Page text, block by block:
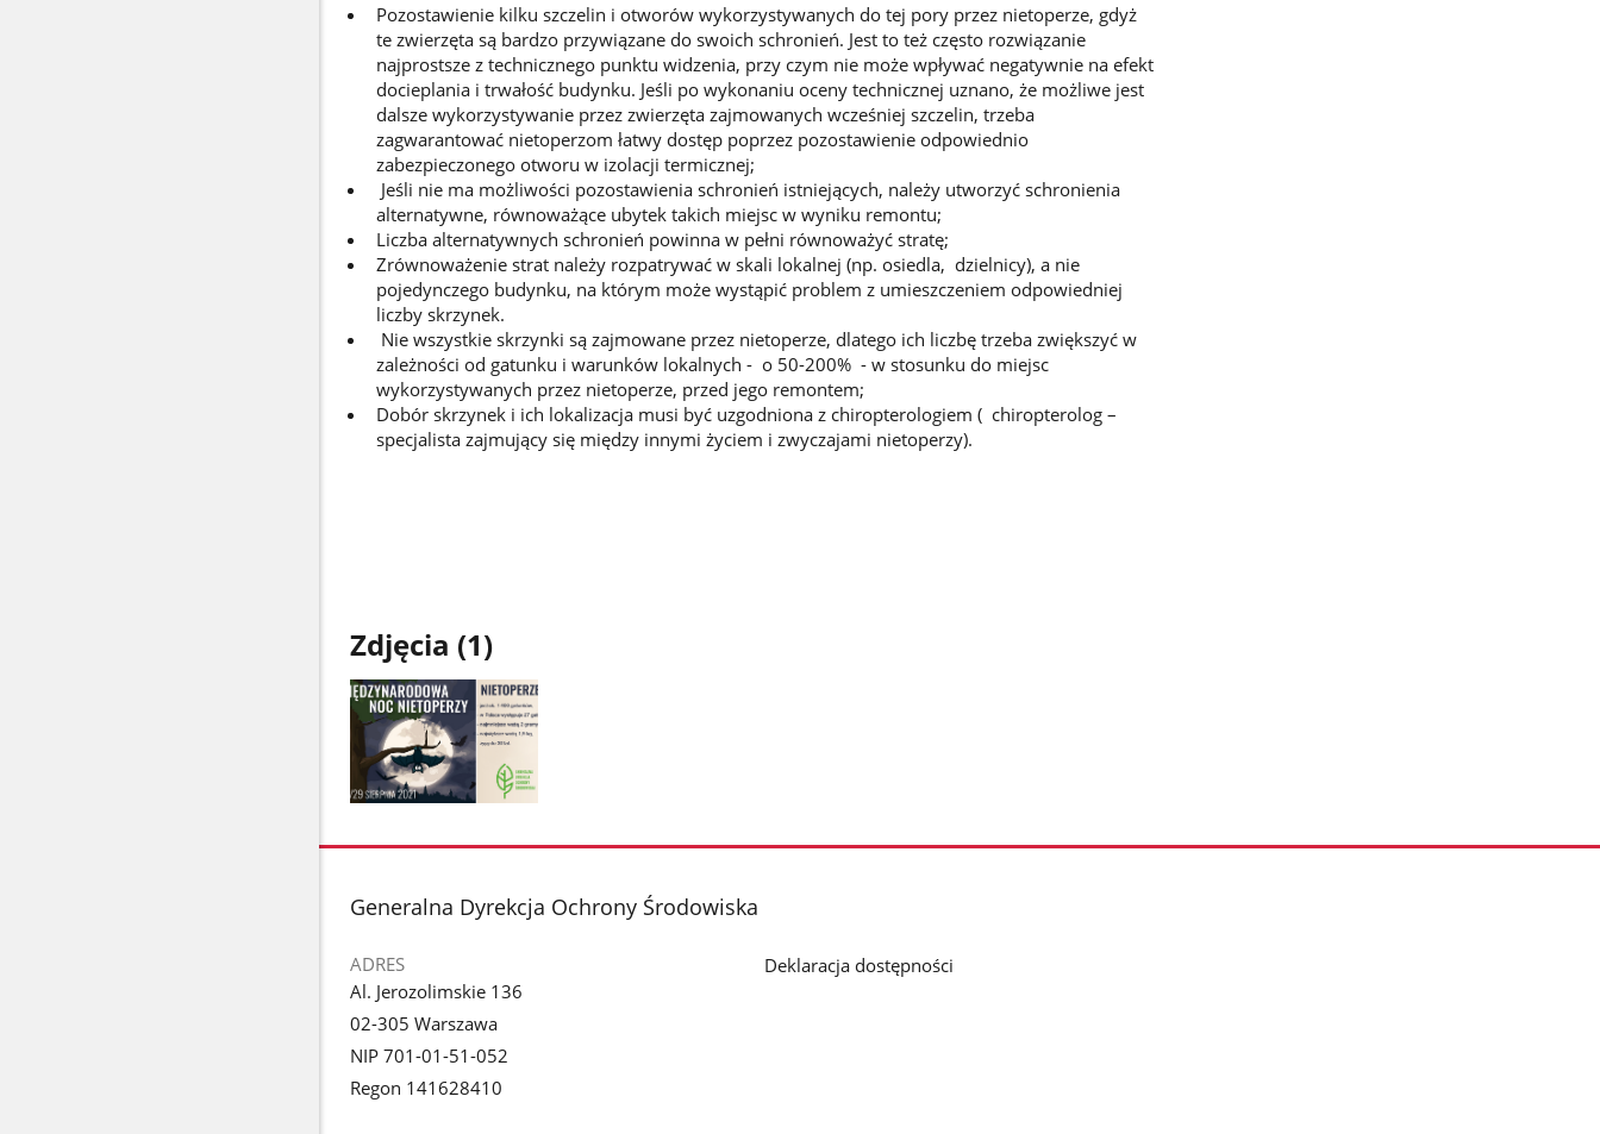
Pozostawienie kilku szczelin i otworów wykorzystywanych do tej pory przez nietoperze, gdyż
te zwierzęta są bardzo przywiązane do swoich schronień. Jest to też często rozwiązanie
najprostsze z technicznego punktu widzenia, przy czym nie może wpływać negatywnie na efekt
docieplania i trwałość budynku. Jeśli po wykonaniu oceny technicznej uznano, że możliwe jest
dalsze wykorzystywanie przez zwierzęta zajmowanych wcześniej szczelin, trzeba
zagwarantować nietoperzom łatwy dostęp poprzez pozostawienie odpowiednio
zabezpieczonego otworu w izolacji termicznej;
Jeśli nie ma możliwości pozostawienia schronień istniejących, należy utworzyć schronienia
alternatywne, równoważące ubytek takich miejsc w wyniku remontu;
Liczba alternatywnych schronień powinna w pełni równoważyć stratę;
Zrównoważenie strat należy rozpatrywać w skali lokalnej (np. osiedla, dzielnicy), a nie
pojedynczego budynku, na którym może wystąpić problem z umieszczeniem odpowiedniej
liczby skrzynek.
Nie wszystkie skrzynki są zajmowane przez nietoperze, dlatego ich liczbę trzeba zwiększyć w
zależności od gatunku i warunków lokalnych - o 50-200% - w stosunku do miejsc
wykorzystywanych przez nietoperze, przed jego remontem;
Dobór skrzynek i ich lokalizacja musi być uzgodniona z chiropterologiem ( chiropterolog –
specjalista zajmujący się między innymi życiem i zwyczajami nietoperzy).
Zdjęcia (1)
zdjęcie
galerii.
stopka
Generalna Dyrekcja Ochrony Środowiska
ADRES
Al. Jerozolimskie 136
02-305 Warszawa
NIP 701-01-51-052
Regon 141628410
Deklaracja dostępności